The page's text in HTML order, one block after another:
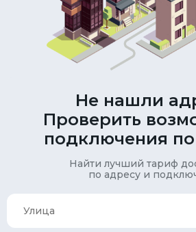
Не нашли
Проверить
подключения
Найти лучший тариф
по адресу и